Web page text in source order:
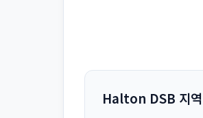
Halton DSB 지